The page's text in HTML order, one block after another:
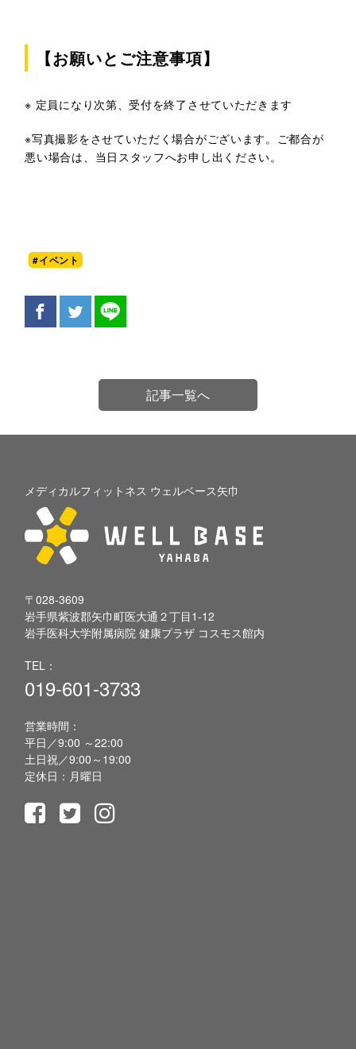
【お願いとご注意事項】
※ 定員になり次第、受付を終了させていただきます
※写真撮影をさせていただく場合がございます。ご都合が
悪い場合は、当日スタッフへお申し出ください。
#イベント
記事一覧へ
メディカルフィットネス ウェルベース矢巾
〒028-3609
岩手県紫波郡矢巾町医大通２丁目1-12
岩手医科大学附属病院 健康プラザ コスモス館内
TEL：
019-601-3733
営業時間：
平日／9:00 ～22:00
土日祝／9:00～19:00
定休日：月曜日